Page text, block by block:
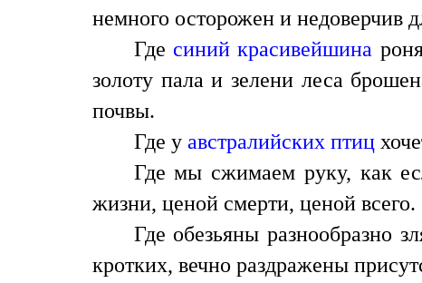
немного осторожен и недоверчив
Где синий красивейшина
золоту пала и зелени леса
почвы.
Где у австралийских птиц
Где мы сжимаем руку, как
жизни, ценой смерти, ценой всего.
Где обезьяны разнообразно
кротких, вечно раздражены